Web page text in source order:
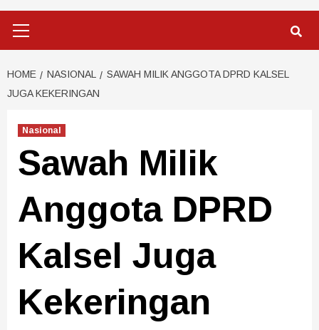
HOME NASIONAL
SAWAH MILIK ANGGOTA DPRD KALSEL
JUGA KEKERINGAN
Nasional
Sawah Milik
Anggota DPRD
Kalsel Juga
Kekeringan